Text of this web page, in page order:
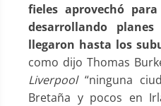
fieles aprovechó
desarrollando
llegaron hasta los
como dijo Thomas
Liverpool“ninguna
Bretaña y pocos en